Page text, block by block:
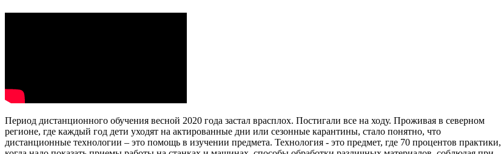
Период дистанционного обучения весной 2020 года застал врасплох. Постигали все на ходу. Проживая в северном
регионе, где каждый год дети уходят на актированные дни или сезонные карантины, стало понятно, что
дистанционные технологии – это помощь в изучении предмета. Технология - это предмет, где 70 процентов практики,